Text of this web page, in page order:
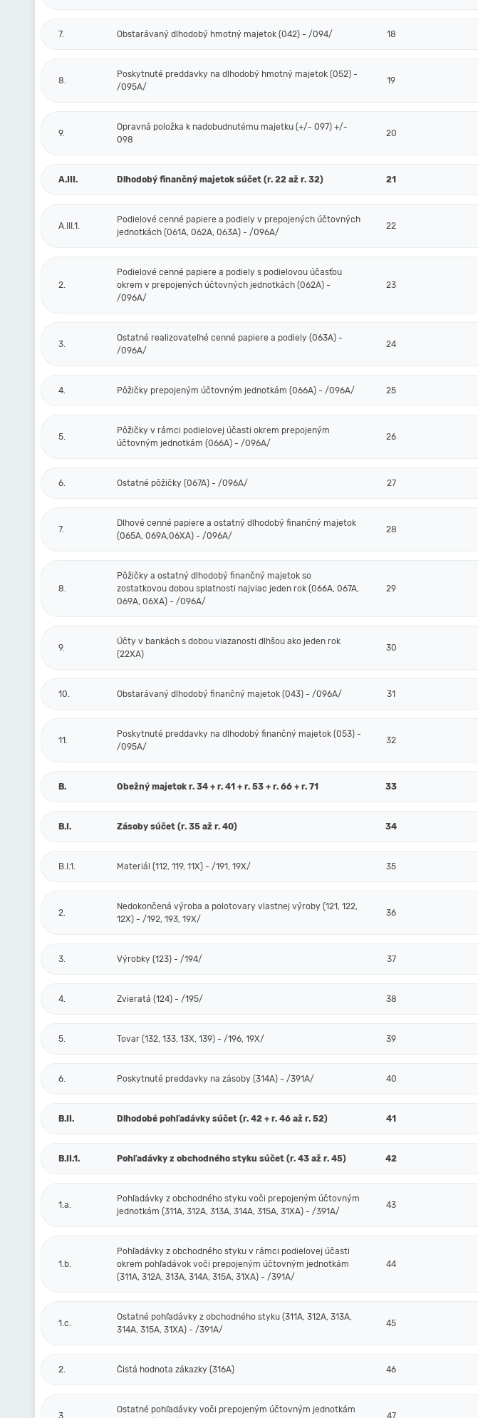
7. Obstarávaný dlhodobý hmotný majetok (042) - /094/ 18
8.
Poskytnuté preddavky na dlhodobý hmotný majetok (052) -
/095A/
19
9.
Opravná položka k nadobudnutému majetku (+/- 097) +/-
098
20
A.III. Dlhodobý finančný majetok súčet (r. 22 až r. 32) 21
A.III.1.
Podielové cenné papiere a podiely v prepojených účtovných
jednotkách (061A, 062A, 063A) - /096A/
22
2.
Podielové cenné papiere a podiely s podielovou účasťou
okrem v prepojených účtovných jednotkách (062A) -
/096A/
23
3.
Ostatné realizovateľné cenné papiere a podiely (063A) -
/096A/
24
4. Pôžičky prepojeným účtovným jednotkám (066A) - /096A/ 25
5.
Pôžičky v rámci podielovej účasti okrem prepojeným
účtovným jednotkám (066A) - /096A/
26
6. Ostatné pôžičky (067A) - /096A/ 27
7.
Dlhové cenné papiere a ostatný dlhodobý finančný majetok
(065A, 069A,06XA) - /096A/
28
8.
Pôžičky a ostatný dlhodobý finančný majetok so
zostatkovou dobou splatnosti najviac jeden rok (066A, 067A,
069A, 06XA) - /096A/
29
9.
Účty v bankách s dobou viazanosti dlhšou ako jeden rok
(22XA)
30
10. Obstarávaný dlhodobý finančný majetok (043) - /096A/ 31
11.
Poskytnuté preddavky na dlhodobý finančný majetok (053) -
/095A/
32
B. Obežný majetok r. 34 + r. 41 + r. 53 + r. 66 + r. 71 33
B.I. Zásoby súčet (r. 35 až r. 40) 34
B.I.1. Materiál (112, 119, 11X) - /191, 19X/ 35
2.
Nedokončená výroba a polotovary vlastnej výroby (121, 122,
12X) - /192, 193, 19X/
36
3. Výrobky (123) - /194/ 37
4. Zvieratá (124) - /195/ 38
5. Tovar (132, 133, 13X, 139) - /196, 19X/ 39
6. Poskytnuté preddavky na zásoby (314A) - /391A/ 40
B.II. Dlhodobé pohľadávky súčet (r. 42 + r. 46 až r. 52) 41
B.II.1. Pohľadávky z obchodného styku súčet (r. 43 až r. 45) 42
1.a.
Pohľadávky z obchodného styku voči prepojeným účtovným
jednotkám (311A, 312A, 313A, 314A, 315A, 31XA) - /391A/
43
1.b.
Pohľadávky z obchodného styku v rámci podielovej účasti
okrem pohľadávok voči prepojeným účtovným jednotkám
(311A, 312A, 313A, 314A, 315A, 31XA) - /391A/
44
1.c.
Ostatné pohľadávky z obchodného styku (311A, 312A, 313A,
314A, 315A, 31XA) - /391A/
45
2. Čistá hodnota zákazky (316A) 46
3.
Ostatné pohľadávky voči prepojeným účtovným jednotkám
47